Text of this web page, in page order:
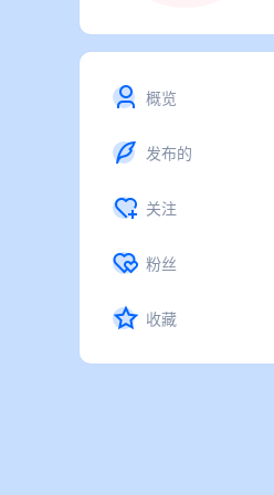
概览
发布的
关注
粉丝
收藏